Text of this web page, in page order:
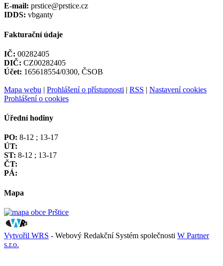
E-mail: prstice@prstice.cz
IDDS: vbganty
Fakturační údaje
IČ: 00282405
DIČ: CZ00282405
Účet: 165618554/0300, ČSOB
Mapa webu | Prohlášení o přístupnosti | RSS | Nastavení cookies
Prohlášení o cookies
Úřední hodiny
PO: 8-12 ; 13-17
ÚT:
ST: 8-12 ; 13-17
ČT:
PÁ:
Mapa
Vytvořil WRS - Webový Redakční Systém společnosti W Partner
s.r.o.